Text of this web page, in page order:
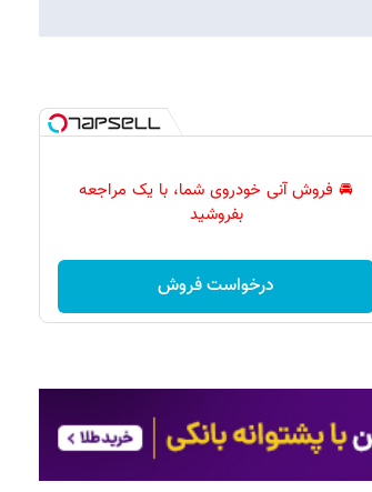
🚘 فروش آنی خودروی شما، با یک مراجعه
بفروشید
درخواست فروش